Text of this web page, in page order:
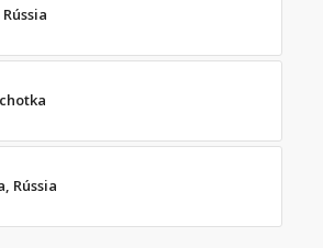
Rússia